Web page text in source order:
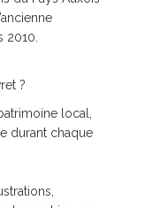
2010.
?
local,
durant chaque